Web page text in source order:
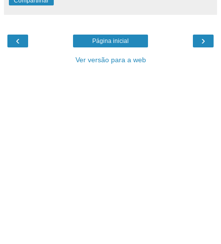
‹ ›
Página inicial
Ver versão para a web